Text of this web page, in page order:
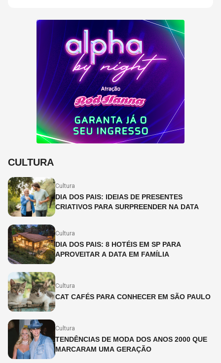
CULTURA
Cultura
DIA DOS PAIS: IDEIAS DE PRESENTES
CRIATIVOS PARA SURPREENDER NA DATA
Cultura
DIA DOS PAIS: 8 HOTÉIS EM SP PARA
APROVEITAR A DATA EM FAMÍLIA
Cultura
CAT CAFÉS PARA CONHECER EM SÃO PAULO
Cultura
TENDÊNCIAS DE MODA DOS ANOS 2000 QUE
MARCARAM UMA GERAÇÃO